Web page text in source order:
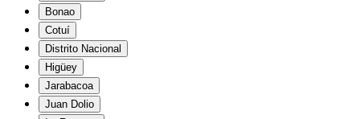
Bonao
Cotuí
Distrito Nacional
Higüey
Jarabacoa
Juan Dolio